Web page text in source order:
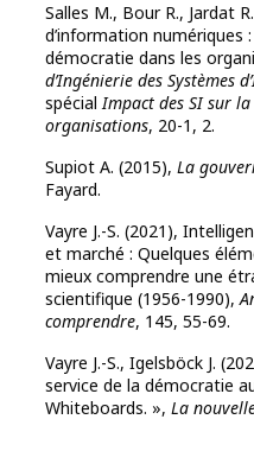
Salles M., Bour R., Jardat
d’information numériques
démocratie dans les
d’Ingénierie des Systèmes
spécialImpact des SI sur
organisations, 20-1, 2.
Supiot A. (2015), La
Fayard.
Vayre J.-S. (2021),
et marché : Quelques
mieux comprendre une
scientifique (1956-1990),
comprendre, 145, 55-69.
Vayre J.-S., Igelsböck J.
service de la démocratie
Whiteboards. », La